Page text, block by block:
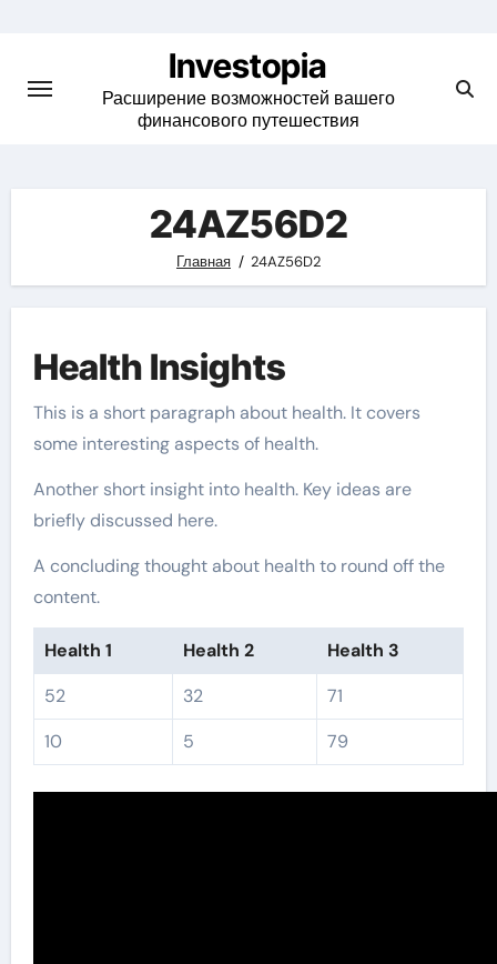
content
Investopia
Расширение возможностей вашего
финансового путешествия
24AZ56D2
Главная 24AZ56D2
Health Insights
This is a short paragraph about health. It covers
some interesting aspects of health.
Another short insight into health. Key ideas are
briefly discussed here.
A concluding thought about health to round off the
content.
Health 1 Health 2
Health 3
52
32
71
10
5 79